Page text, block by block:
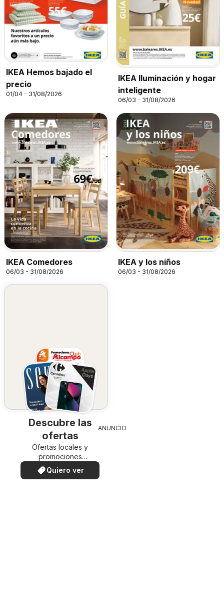
IKEA Hemos bajado el
precio
01/04 - 31/08/2026
IKEA Iluminación y hogar
inteligente
06/03 - 31/08/2026
IKEA Comedores
06/03 - 31/08/2026
IKEA y los niños
06/03 - 31/08/2026
Descubre las
ofertas
Ofertas locales y
promociones
especiales.
Quiero ver
ANUNCIO